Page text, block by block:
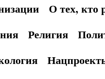
О тех, кто
Религия